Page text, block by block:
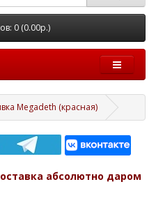
0 (0.00р.)
Megadeth (красная)
абсолютно даром